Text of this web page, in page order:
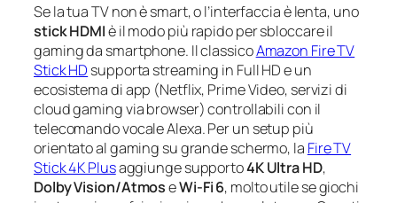
Se la tua TV non è smart, o l’interfaccia è lenta, uno
stick HDMIè il modo più rapido per sbloccare il
gaming da smartphone. Il classicoAmazon Fire TV
Stick HD supporta streaming in Full HD e un
ecosistema di app (Netflix, Prime Video, servizi di
cloud gaming via browser) controllabili con il
telecomando vocale Alexa. Per un setup più
orientato al gaming su grande schermo, la Fire TV
Stick 4K Plusaggiunge supporto4K Ultra HD,
Dolby Vision/AtmoseWi‑Fi 6, molto utile se giochi